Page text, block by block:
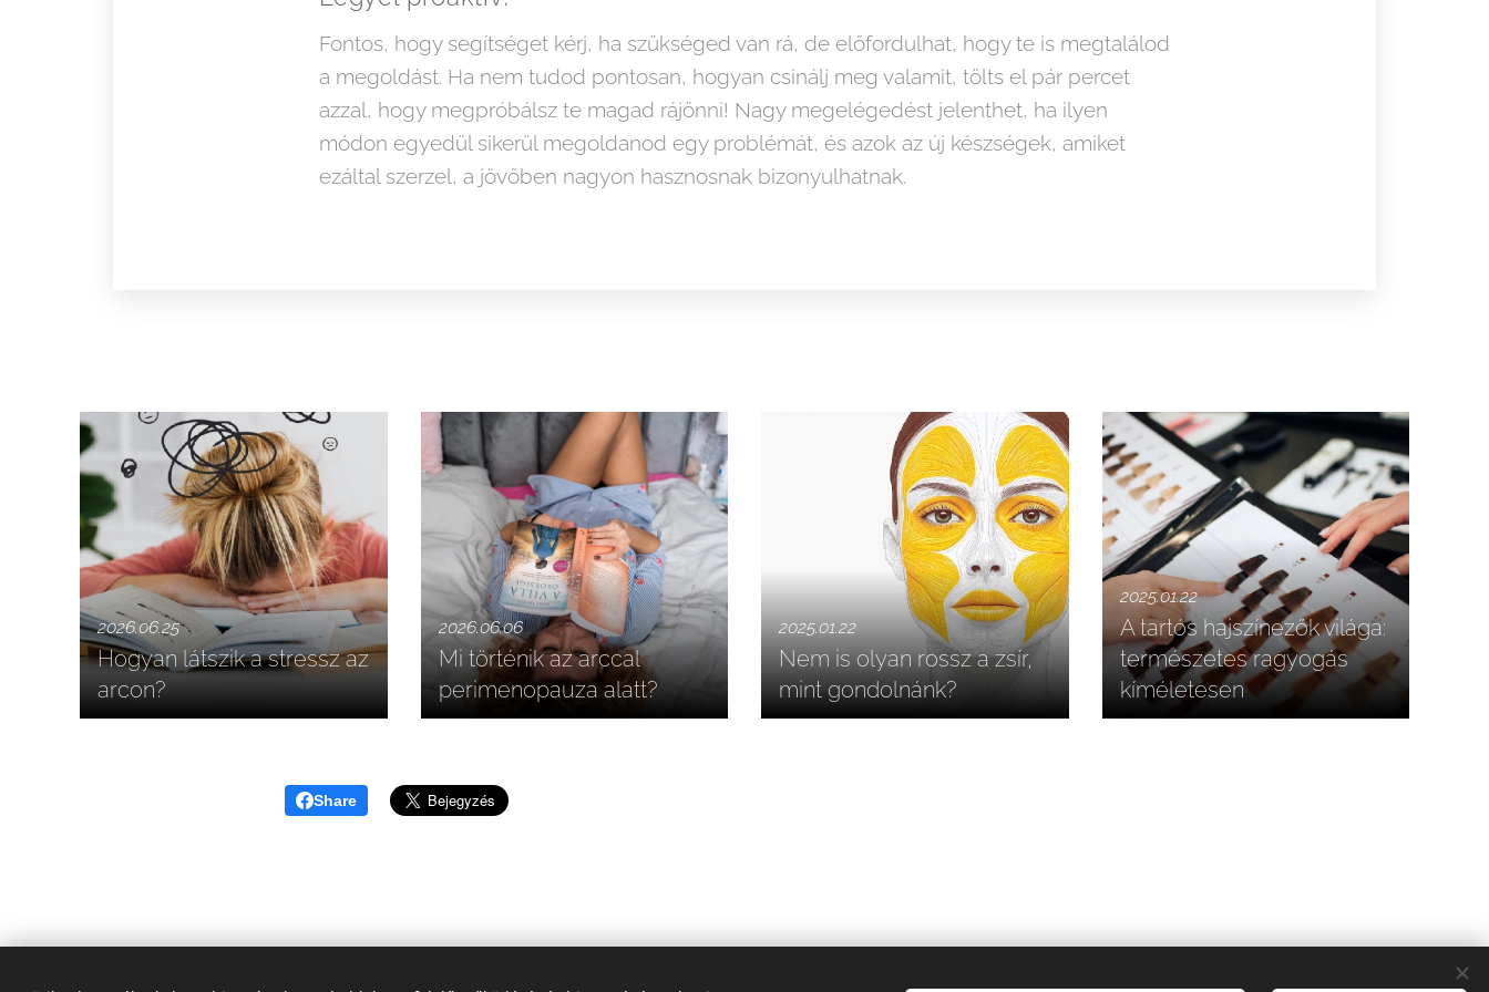
Fontos, hogy segítséget kérj, ha szükséged van rá, de előfordulhat, hogy te is megtalálod
a megoldást. Ha nem tudod pontosan, hogyan csinálj meg valamit, tölts el pár percet
azzal, hogy megpróbálsz te magad rájönni! Nagy megelégedést jelenthet, ha ilyen
módon egyedül sikerül megoldanod egy problémát, és azok az új készségek, amiket
ezáltal szerzel, a jövőben nagyon hasznosnak bizonyulhatnak.
2026.06.25
Hogyan látszik a stressz az
arcon?
2026.06.06
Mi történik az arccal
perimenopauza alatt?
2025.01.22
Nem is olyan rossz a zsír,
mint gondolnánk?
2025.01.22
A tartós hajszínezők világa:
természetes ragyogás
kíméletesen
Share